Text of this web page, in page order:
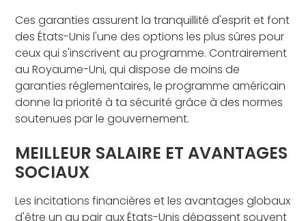
Ces garanties assurent la tranquillité d'esprit et font
des États-Unis l'une des options les plus sûres pour
ceux qui s'inscrivent au programme. Contrairement
au Royaume-Uni, qui dispose de moins de
garanties réglementaires, le programme américain
donne la priorité à ta sécurité grâce à des normes
soutenues par le gouvernement.
MEILLEUR SALAIRE ET AVANTAGES
SOCIAUX
Les incitations financières et les avantages globaux
d'être un au pair aux États-Unis dépassent souvent